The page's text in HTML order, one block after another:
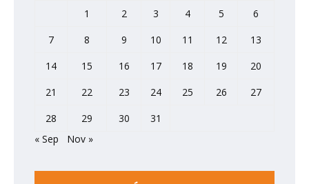
1 2 3 4 5
6
7
8 9 10 11 12
13
14
15 16 17 18 19
20
21
22 23 24 25 26
27
28
29 30
31
« Sep
Nov »